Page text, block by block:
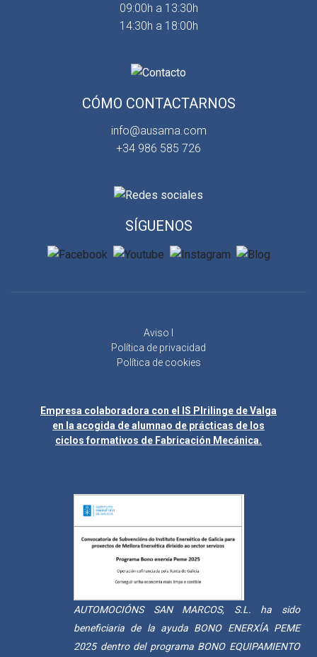
09:00h a 13:30h
14:30h a 18:00h
CÓMO CONTACTARNOS
info@ausama.com
+34 986 585 726
SÍGUENOS
Aviso l
Política de privacidad
Política de cookies
Empresa colaboradora con el IS Plrilinge de Valga
en la acogida de alumnao de prácticas de los
ciclos formativos de Fabricación Mecánica.
AUTOMOCIÓNS SAN MARCOS, S.L. ha sido
beneficiaria de la ayuda BONO ENERXÍA PEME
2025 dentro del programa BONO EQUIPAMIENTO